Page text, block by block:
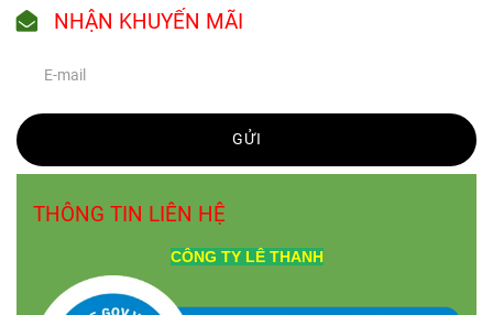
NHẬN KHUYẾN MÃI
GỬI
THÔNG TIN LIÊN HỆ
CÔNG TY LÊ THANH